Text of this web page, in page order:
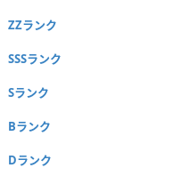
ZZランク
SSSランク
Sランク
Bランク
Dランク